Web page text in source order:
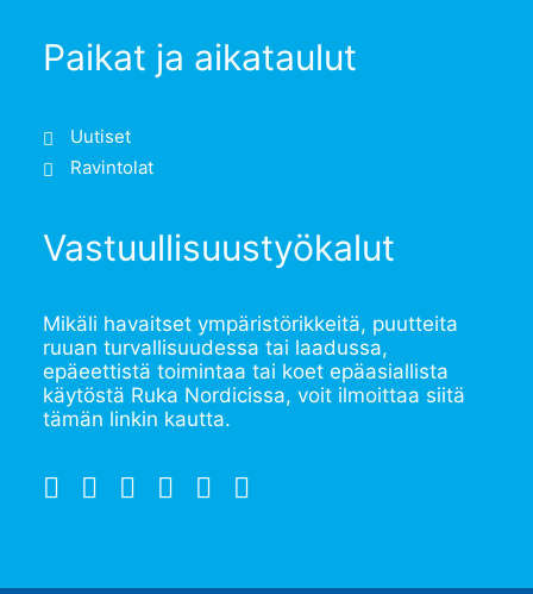
Paikat ja aikataulut
Uutiset
Ravintolat
Vastuullisuustyökalut
Mikäli havaitset ympäristörikkeitä, puutteita
ruuan turvallisuudessa tai laadussa,
epäeettistä toimintaa tai koet epäasiallista
käytöstä Ruka Nordicissa, voit ilmoittaa siitä
tämän linkin kautta.